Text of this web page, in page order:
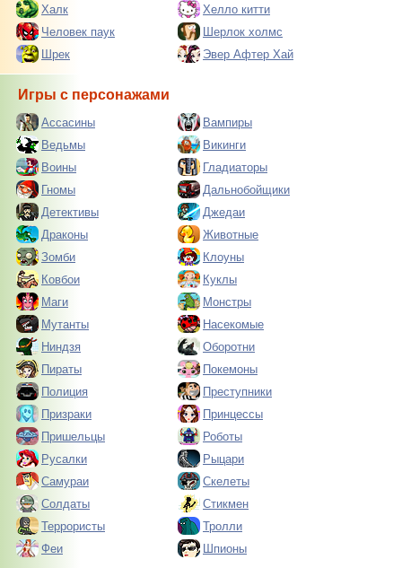
Халк
Хелло китти
Человек паук
Шерлок холмс
Шрек
Эвер Афтер Хай
Игры с персонажами
Ассасины
Вампиры
Ведьмы
Викинги
Воины
Гладиаторы
Гномы
Дальнобойщики
Детективы
Джедаи
Драконы
Животные
Зомби
Клоуны
Ковбои
Куклы
Маги
Монстры
Мутанты
Насекомые
Ниндзя
Оборотни
Пираты
Покемоны
Полиция
Преступники
Призраки
Принцессы
Пришельцы
Роботы
Русалки
Рыцари
Самураи
Скелеты
Солдаты
Стикмен
Террористы
Тролли
Феи
Шпионы